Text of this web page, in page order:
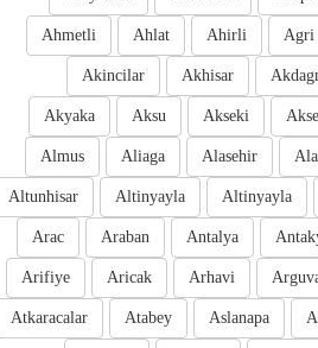
Agri
Ahirli
Ahlat
Ahmetli
Akhisar
Akincilar
Akseki
Aksu
Akyaka
Alasehir
Aliaga
Almus
Altinyayla
Altinyayla
Altunhisar
Antalya
Araban
Arac
Arhavi
Aricak
Arifiye
Aslanapa
Atabey
Atkaracalar